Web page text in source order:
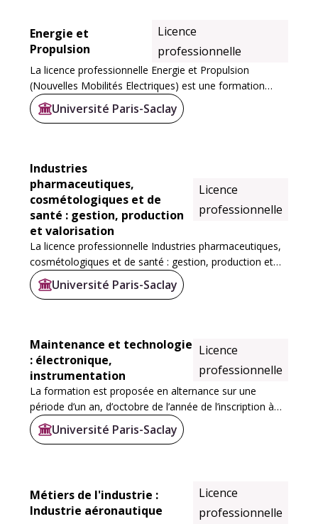
Energie et
Propulsion
Licence
professionnelle
La licence professionnelle Energie et Propulsion
(Nouvelles Mobilités Electriques) est une formation
proposée en apprentissage en partenariat avec le CFA.
Elle se déroule sur 12 mois. L’année scolaire...
Université Paris-Saclay
Industries
pharmaceutiques,
cosmétologiques et de
santé : gestion, production
et valorisation
Licence
professionnelle
La licence professionnelle Industries pharmaceutiques,
cosmétologiques et de santé : gestion, production et
valorisation (L-Pro IPCS) comporte quatre parcours.
Université Paris-Saclay
Maintenance et technologie
: électronique,
instrumentation
Licence
professionnelle
La formation est proposée en alternance sur une
période d’un an, d’octobre de l’année de l’inscription à
octobre de l’année suivante. Elle se compose d’une
activité salariée en entreprise (35 semaines...
Université Paris-Saclay
Métiers de l'industrie :
Industrie aéronautique
Licence
professionnelle